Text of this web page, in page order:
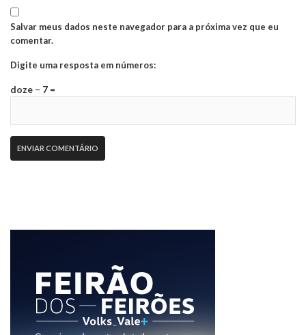
Salvar meus dados neste navegador para a próxima vez que eu
comentar.
Digite uma resposta em números:
doze − 7 =